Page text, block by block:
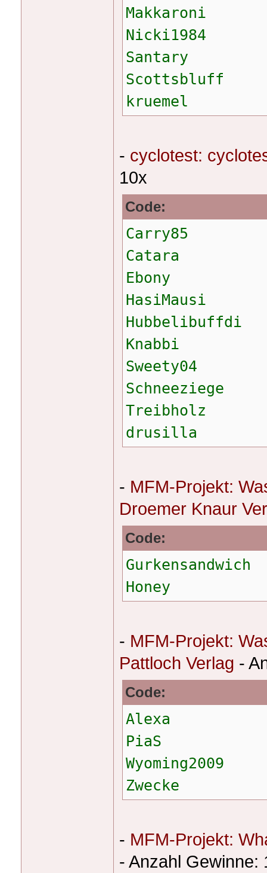
Makkaroni
Nicki1984
Santary
Scottsbluff
kruemel
- cyclotest:
10x
Code:
Carry85
Catara
Ebony
HasiMausi
Hubbelibuffdi
Knabbi
Sweety04
Schneeziege
Treibholz
drusilla
- MFM-Projekt:
Droemer Knaur
Code:
Gurkensandwich
Honey
- MFM-Projekt:
Pattloch Verlag -
Code:
Alexa
PiaS
Wyoming2009
Zwecke
- MFM-Projekt:
- Anzahl Gewinne: